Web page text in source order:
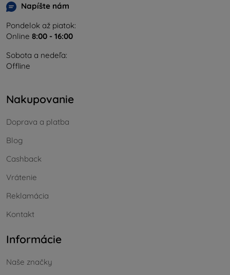
Napíšte nám
Pondelok až piatok:
Online 8:00 - 16:00
Sobota a nedeľa:
Offline
Nakupovanie
Doprava a platba
Blog
Cashback
Vrátenie
Reklamácia
Kontakt
Informácie
Naše značky